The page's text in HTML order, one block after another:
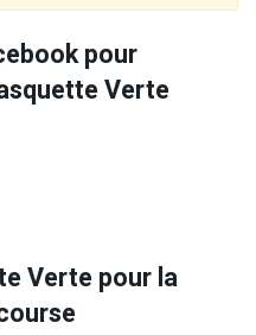
pour
Verte
Verte pour la